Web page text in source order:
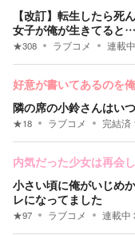
【改訂】転生したら死
女子が俺が生きてると…
★308 ラブコメ 連載中
好意が書いてあるのを
隣の席の小鈴さんはい
★18 ラブコメ 完結済
内気だった少女は再会
小さい頃に俺がいじめ
レになってました
★97 ラブコメ 連載中